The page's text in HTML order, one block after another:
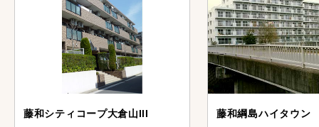
藤和シティコープ大倉山III 藤和綱島ハイタウン